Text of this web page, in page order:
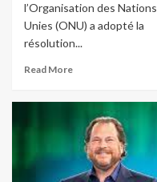
l’Organisation des Nations
Unies (ONU) a adopté la
résolution...
Read More